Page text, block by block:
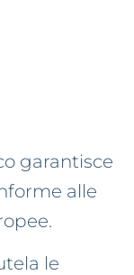
garantisce
alle
le